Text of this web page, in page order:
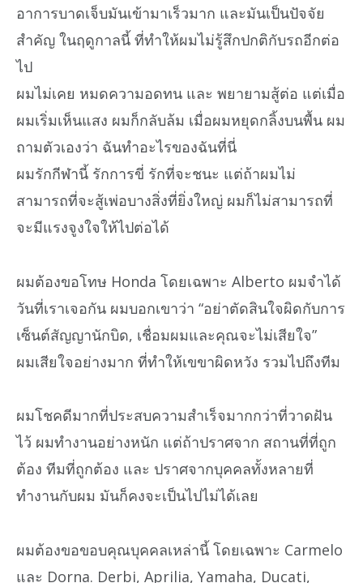
อาการบาดเจ็บมันเข้ามาเร็วมาก และมันเป็นปัจจัย
สำคัญ ในฤดูกาลนี้ ที่ทำให้ผมไม่รู้สึกปกติกับรถอีกต่อ
ไป
ผมไม่เคย หมดความอดทน และ พยายามสู้ต่อ แต่เมื่อ
ผมเริ่มเห็นแสง ผมก็กลับล้ม เมื่อผมหยุดกลิ้งบนพื้น ผม
ถามตัวเองว่า ฉันทำอะไรของฉันที่นี่
ผมรักกีฬานี้ รักการขี่ รักที่จะชนะ แต่ถ้าผมไม่
สามารถที่จะสู้เพ่อบางสิ่งที่ยิ่งใหญ่ ผมก็ไม่สามารถที่
จะมีแรงจูงใจให้ไปต่อได้
ผมต้องขอโทษ Honda โดยเฉพาะ Alberto ผมจำได้
วันที่เราเจอกัน ผมบอกเขาว่า “อย่าตัดสินใจผิดกับการ
เซ็นต์สัญญานักบิด, เชื่อมผมและคุณจะไม่เสียใจ”
ผมเสียใจอย่างมาก ที่ทำให้เขขาผิดหวัง รวมไปถึงทีม
ผมโชคดีมากที่ประสบความสำเร็จมากกว่าที่วาดฝัน
ไว้ ผมทำงานอย่างหนัก แต่ถ้าปราศจาก สถานที่ที่ถูก
ต้อง ทีมที่ถูกต้อง และ ปราศจากบุคคลทั้งหลายที่
ทำงานกับผม มันก็คงจะเป็นไปไม่ได้เลย
ผมต้องขอขอบคุณบุคคลเหล่านี้ โดยเฉพาะ Carmelo
และ Dorna. Derbi, Aprilia, Yamaha, Ducati,